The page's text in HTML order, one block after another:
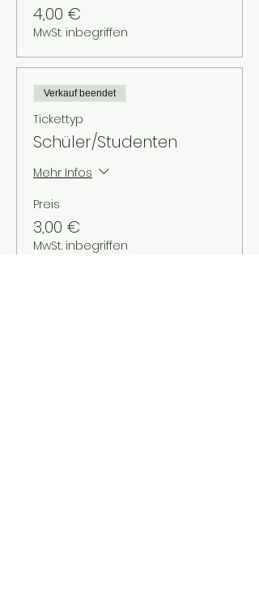
4,00 €
MwSt. inbegriffen
Verkauf beendet
Tickettyp
Schüler/Studenten
Mehr Infos
Preis
3,00 €
MwSt. inbegriffen